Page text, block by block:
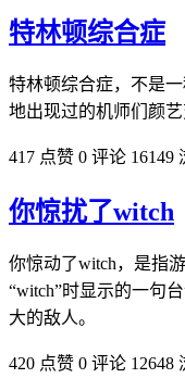
特林顿综合症
特林顿综合症，不是
地出现过的机师们颜艺
417 点赞 0 评论 16149
你惊扰了witch
你惊动了witch，是指
“witch”时显示的一句
大的敌人。
420 点赞 0 评论 12648